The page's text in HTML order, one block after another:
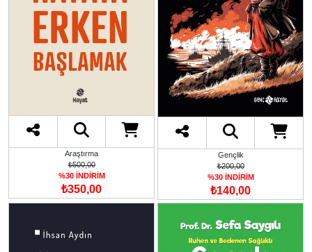
Araştırma
₺500,00
%30 İNDİRİM
₺350,00
Gençlik
₺200,00
%30 İNDİRİM
₺140,00